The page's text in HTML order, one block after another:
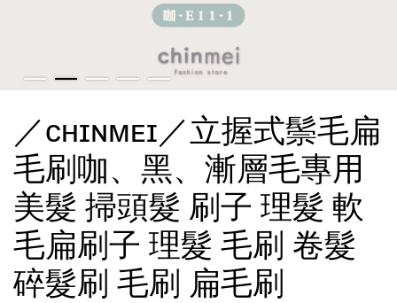
／ᴄʜɪɴᴍᴇɪ／立握式鬃毛扁
毛刷咖、黑、漸層毛專用
美髮 掃頭髮 刷子 理髮 軟
毛扁刷子 理髮 毛刷 卷髮
碎髮刷 毛刷 扁毛刷